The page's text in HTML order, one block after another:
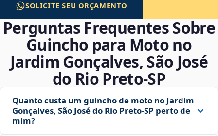
SOLICITE SEU ORÇAMENTO
Perguntas Frequentes Sobre
Guincho para Moto no
Jardim Gonçalves, São José
do Rio Preto‑SP
Quanto custa um guincho de moto no Jardim
Gonçalves, São José do Rio Preto‑SP perto de
mim?